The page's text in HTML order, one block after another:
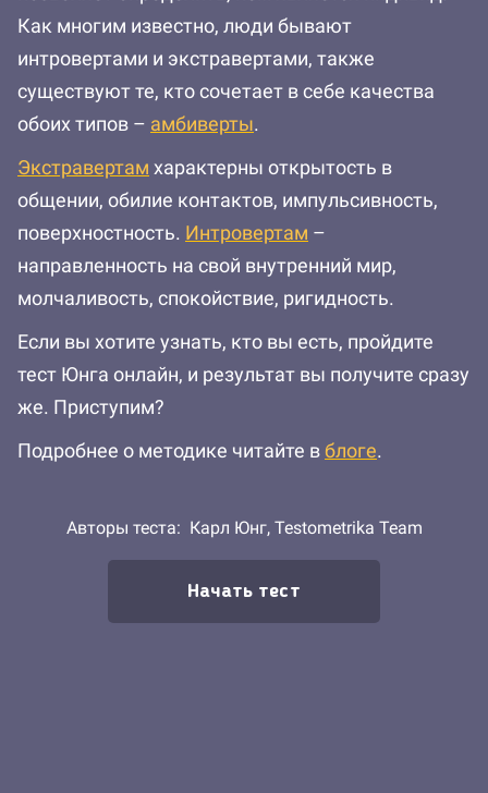
Как многим известно, люди бывают
интровертами и экстравертами, также
существуют те, кто сочетает в себе качества
обоих типов – амбиверты.
Экстравертам характерны открытость в
общении, обилие контактов, импульсивность,
поверхностность. Интровертам –
направленность на свой внутренний мир,
молчаливость, спокойствие, ригидность.
Если вы хотите узнать, кто вы есть, пройдите
тест Юнга онлайн, и результат вы получите сразу
же. Приступим?
Подробнее о методике читайте в блоге.
Авторы теста: Карл Юнг, Testometrika Team
Начать тест